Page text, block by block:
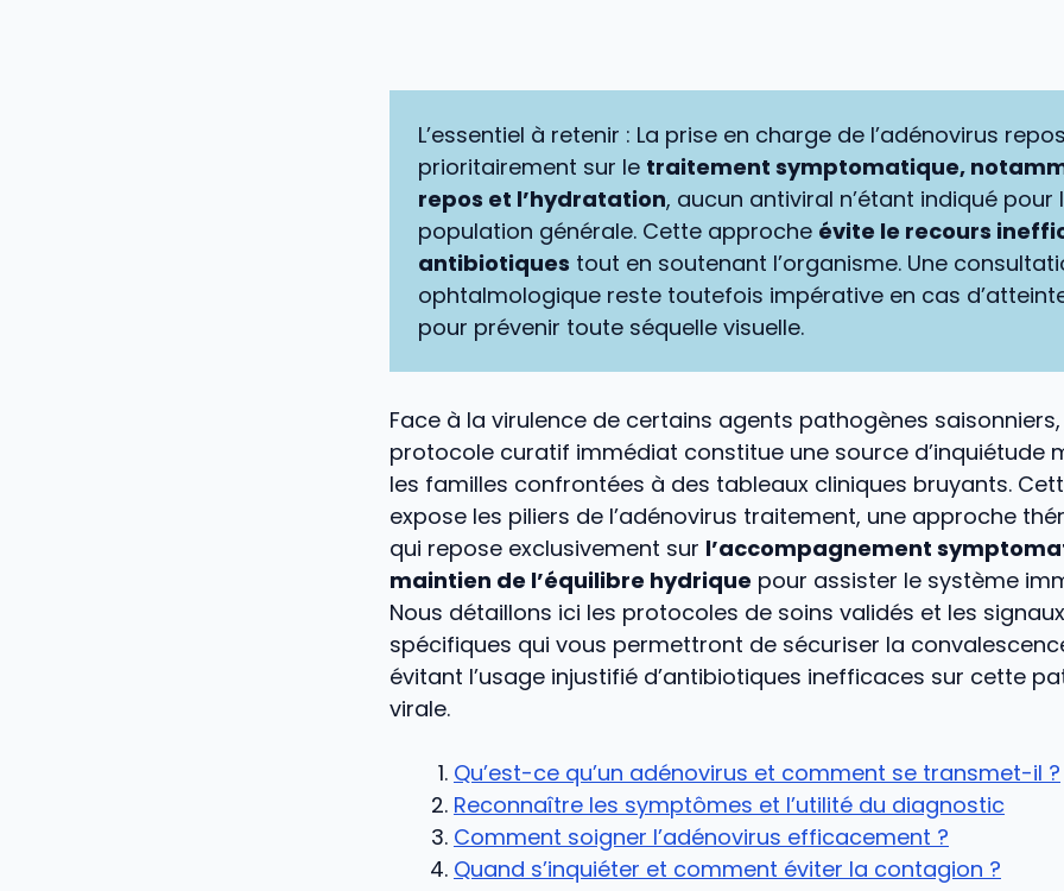
L’essentiel à retenir : La prise en charge de l’adénovirus
prioritairement sur le traitement symptomatique,
repos et l’hydratation, aucun antiviral n’étant indiqué pour
population générale. Cette approche évite le recours
antibiotiques tout en soutenant l’organisme. Une
ophtalmologique reste toutefois impérative en cas
pour prévenir toute séquelle visuelle.
Face à la virulence de certains agents pathogènes saisonniers,
protocole curatif immédiat constitue une source d’inquiétude
les familles confrontées à des tableaux cliniques bruyants.
expose les piliers de l’adénovirus traitement, une approche
qui repose exclusivement sur l’accompagnement
maintien de l’équilibre hydrique pour assister le système
Nous détaillons ici les protocoles de soins validés et les
spécifiques qui vous permettront de sécuriser la
évitant l’usage injustifié d’antibiotiques inefficaces sur cette
virale.
Qu’est-ce qu’un adénovirus et comment se transmet-il ?
Reconnaître les symptômes et l’utilité du diagnostic
Comment soigner l’adénovirus efficacement ?
Quand s’inquiéter et comment éviter la contagion ?